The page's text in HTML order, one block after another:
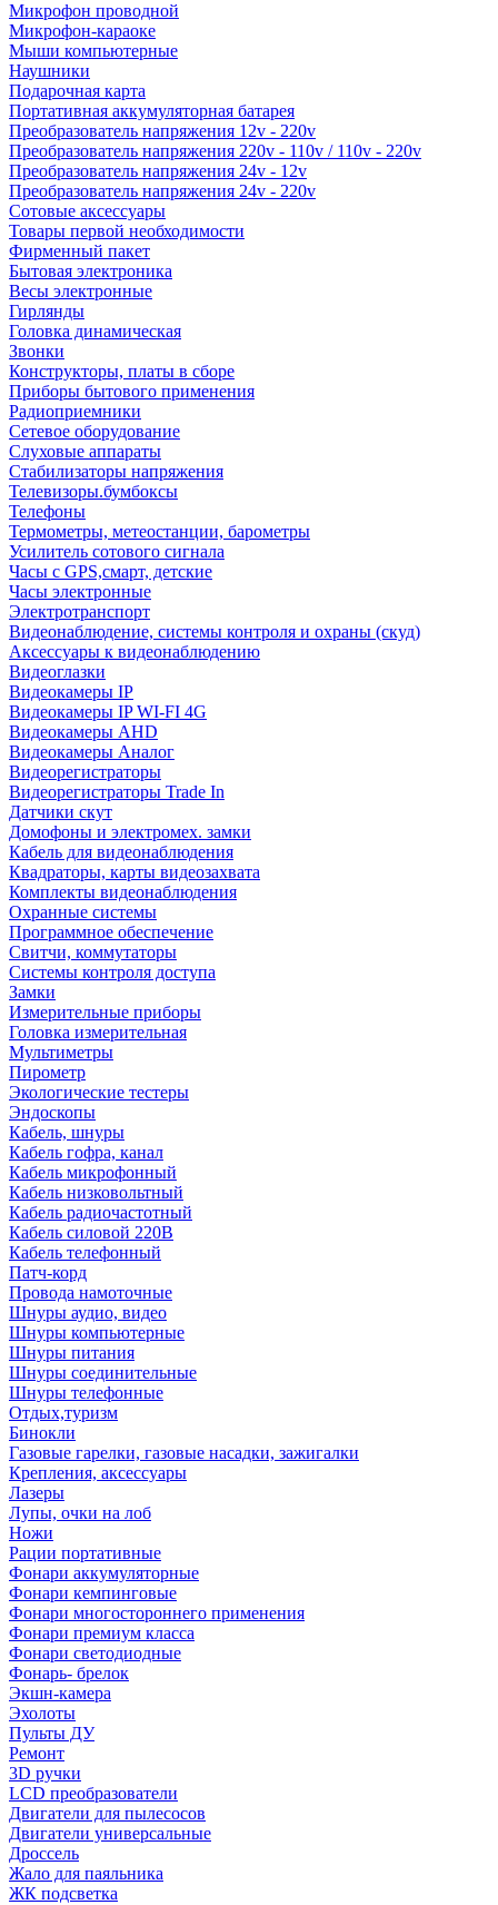
Микрофон проводной
Микрофон-караоке
Мыши компьютерные
Наушники
Подарочная карта
Портативная аккумуляторная батарея
Преобразователь напряжения 12v - 220v
Преобразователь напряжения 220v - 110v / 110v - 220v
Преобразователь напряжения 24v - 12v
Преобразователь напряжения 24v - 220v
Сотовые аксессуары
Товары первой необходимости
Фирменный пакет
Бытовая электроника
Весы электронные
Гирлянды
Головка динамическая
Звонки
Конструкторы, платы в сборе
Приборы бытового применения
Радиоприемники
Сетевое оборудование
Слуховые аппараты
Стабилизаторы напряжения
Телевизоры.бумбоксы
Телефоны
Термометры, метеостанции, барометры
Усилитель сотового сигнала
Часы с GPS,смарт, детские
Часы электронные
Электротранспорт
Видеонаблюдение, системы контроля и охраны (скуд)
Аксессуары к видеонаблюдению
Видеоглазки
Видеокамеры IP
Видеокамеры IP WI-FI 4G
Видеокамеры AHD
Видеокамеры Аналог
Видеорегистраторы
Видеорегистраторы Trade In
Датчики скут
Домофоны и электромех. замки
Кабель для видеонаблюдения
Квадраторы, карты видеозахвата
Комплекты видеонаблюдения
Охранные системы
Программное обеспечение
Свитчи, коммутаторы
Системы контроля доступа
Замки
Измерительные приборы
Головка измерительная
Мультиметры
Пирометр
Экологические тестеры
Эндоскопы
Кабель, шнуры
Кабель гофра, канал
Кабель микрофонный
Кабель низковольтный
Кабель радиочастотный
Кабель силовой 220В
Кабель телефонный
Патч-корд
Провода намоточные
Шнуры аудио, видео
Шнуры компьютерные
Шнуры питания
Шнуры соединительные
Шнуры телефонные
Отдых,туризм
Бинокли
Газовые гарелки, газовые насадки, зажигалки
Крепления, аксессуары
Лазеры
Лупы, очки на лоб
Ножи
Рации портативные
Фонари аккумуляторные
Фонари кемпинговые
Фонари многостороннего применения
Фонари премиум класса
Фонари светодиодные
Фонарь- брелок
Экшн-камера
Эхолоты
Пульты ДУ
Ремонт
3D ручки
LCD преобразователи
Двигатели для пылесосов
Двигатели универсальные
Дроссель
Жало для паяльника
ЖК подсветка